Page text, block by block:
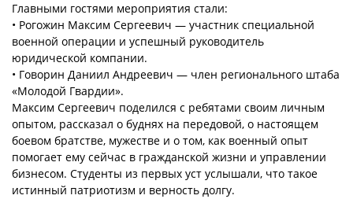
Главными гостями мероприятия стали:
• Рогожин Максим Сергеевич — участник специальной
военной операции и успешный руководитель
юридической компании.
• Говорин Даниил Андреевич — член регионального штаба
«Молодой Гвардии».
Максим Сергеевич поделился с ребятами своим личным
опытом, рассказал о буднях на передовой, о настоящем
боевом братстве, мужестве и о том, как военный опыт
помогает ему сейчас в гражданской жизни и управлении
бизнесом. Студенты из первых уст услышали, что такое
истинный патриотизм и верность долгу.